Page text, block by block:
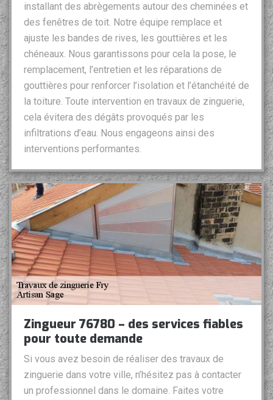
installant des abrègements autour des cheminées et
des fenêtres de toit. Notre équipe remplace et
ajuste les bandes de rives, les gouttières et les
chéneaux. Nous garantissons pour cela la pose, le
remplacement, l’entretien et les réparations de
gouttières pour renforcer l’isolation et l’étanchéité de
la toiture. Toute intervention en travaux de zinguerie,
cela évitera des dégâts provoqués par les
infiltrations d’eau. Nous engageons ainsi des
interventions performantes.
Zingueur 76780 – des services fiables
pour toute demande
Si vous avez besoin de réaliser des travaux de
zinguerie dans votre ville, n’hésitez pas à contacter
un professionnel dans le domaine. Faites votre